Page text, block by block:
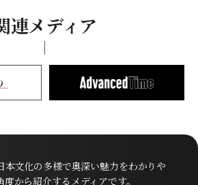
連メディア
本文化の多様で奥深い魅力をわかりや
から紹介するメディアです。